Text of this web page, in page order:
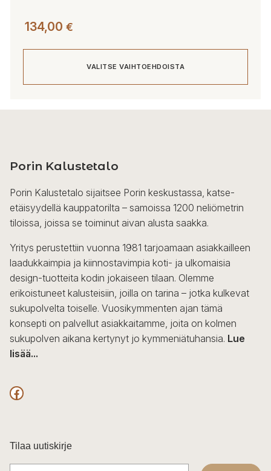
134,00 €
VALITSE VAIHTOEHDOISTA
muunnelma.
tehdä
valinnat
tuotteen
sivulla.
Porin Kalustetalo
Porin Kalustetalo sijaitsee Porin keskustassa, katse-
etäisyydellä kauppatorilta – samoissa 1200 neliömetrin
tiloissa, joissa se toiminut aivan alusta saakka.
Yritys perustettiin vuonna 1981 tarjoamaan asiakkailleen
laadukkaimpia ja kiinnostavimpia koti- ja ulkomaisia
design-tuotteita kodin jokaiseen tilaan. Olemme
erikoistuneet kalusteisiin, joilla on tarina – jotka kulkevat
sukupolvelta toiselle. Vuosikymmenten ajan tämä
konsepti on palvellut asiakkaitamme, joita on kolmen
sukupolven aikana kertynyt jo kymmeniätuhansia. Lue
lisää...
F
c
e
Tilaa uutiskirje